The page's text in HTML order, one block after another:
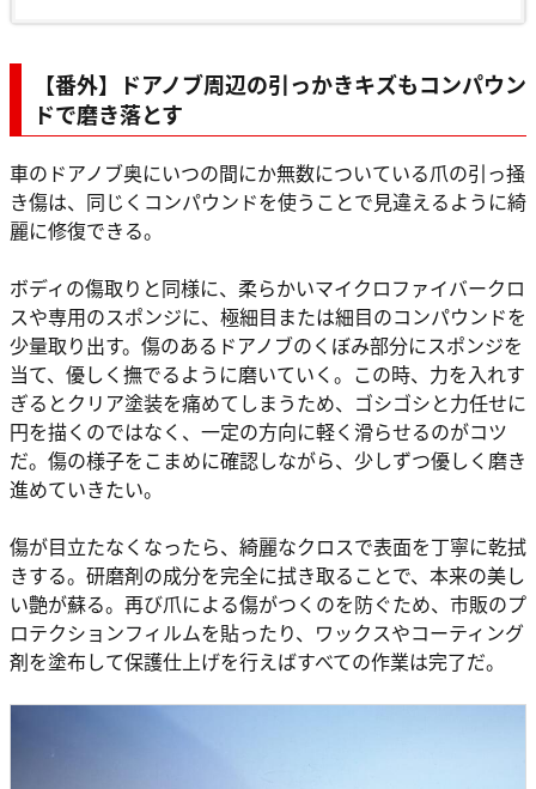
【番外】
ドアノブ周辺の引っかきキズもコンパウン
ドで磨き落とす
車のドアノブ奥にいつの間にか無数についている爪の引っ掻
き傷は、同じくコンパウンドを使うことで見違えるように綺
麗に修復できる。
ボディの傷取りと同様に、柔らかいマイクロファイバークロ
スや専用のスポンジに、極細目または細目のコンパウンドを
少量取り出す。傷のあるドアノブのくぼみ部分にスポンジを
当て、優しく撫でるように磨いていく。この時、力を入れす
ぎるとクリア塗装を痛めてしまうため、ゴシゴシと力任せに
円を描くのではなく、一定の方向に軽く滑らせるのがコツ
だ。傷の様子をこまめに確認しながら、少しずつ優しく磨き
進めていきたい。
傷が目立たなくなったら、綺麗なクロスで表面を丁寧に乾拭
きする。研磨剤の成分を完全に拭き取ることで、本来の美し
い艶が蘇る。再び爪による傷がつくのを防ぐため、市販のプ
ロテクションフィルムを貼ったり、ワックスやコーティング
剤を塗布して保護仕上げを行えばすべての作業は完了だ。